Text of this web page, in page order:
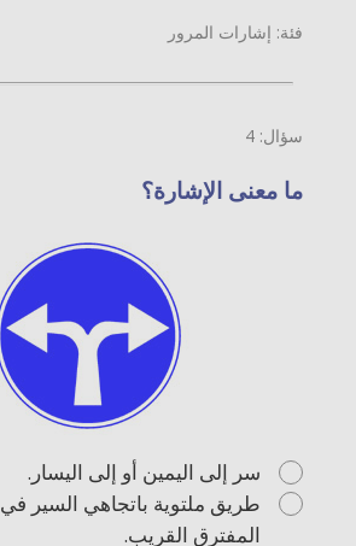
فئة: إشارات المرور
سؤال: 4
ما معنى الإشارة؟
سر إلى اليمين أو إلى اليسار.
طريق ملتوية باتجاهي السير في
المفترق القريب.